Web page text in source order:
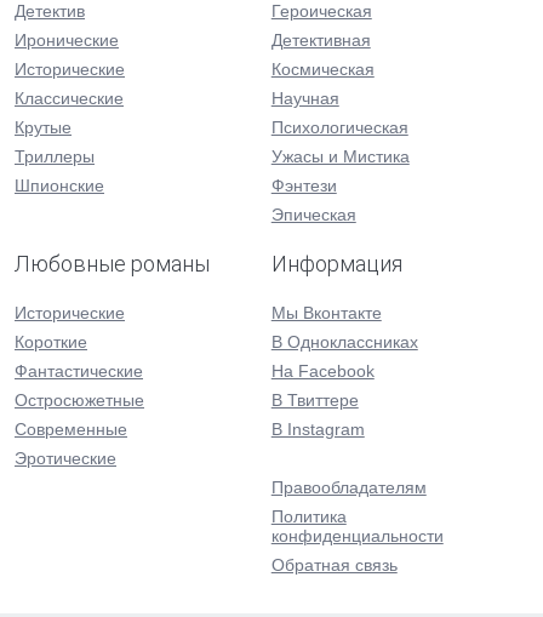
Детектив
Иронические
Исторические
Классические
Крутые
Триллеры
Шпионские
Героическая
Детективная
Космическая
Научная
Психологическая
Ужасы и Мистика
Фэнтези
Эпическая
Любовные романы
Исторические
Короткие
Фантастические
Остросюжетные
Современные
Эротические
Информация
Мы Вконтакте
В Одноклассниках
На Facebook
В Твиттере
В Instagram
Правообладателям
Политика
конфиденциальности
Обратная связь